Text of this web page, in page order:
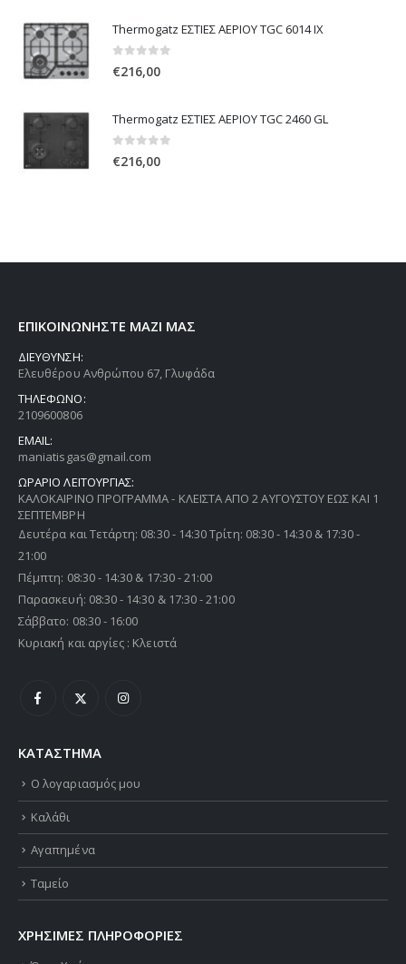
Thermogatz ΕΣΤΙΕΣ ΑΕΡΙΟΥ TGC 6014 IX
0out of 5
€216,00
Thermogatz ΕΣΤΙΕΣ ΑΕΡΙΟΥ TGC 2460 GL
€216,00
ΕΠΙΚΟΙΝΩΝΗΣΤΕ ΜΑΖΙ ΜΑΣ
ΔΙΕΥΘΥΝΣΗ:
Ελευθέρου Ανθρώπου 67, Γλυφάδα
ΤΗΛΕΦΩΝΟ:
2109600806
EMAIL:
maniatisgas@gmail.com
ΩΡΑΡΙΟ ΛΕΙΤΟΥΡΓΙΑΣ:
ΚΑΛΟΚΑΙΡΙΝΟ ΠΡΟΓΡΑΜΜΑ - ΚΛΕΙΣΤΑ ΑΠΟ 2 ΑΥΓΟΥΣΤΟΥ ΕΩΣ ΚΑΙ 1
ΣΕΠΤΕΜΒΡΗ
Δευτέρα και Τετάρτη: 08:30 - 14:30 Τρίτη: 08:30 - 14:30 & 17:30 -
21:00
Πέμπτη: 08:30 - 14:30 & 17:30 - 21:00
Παρασκευή: 08:30 - 14:30 & 17:30 - 21:00
Σάββατο: 08:30 - 16:00
Κυριακή και αργίες : Κλειστά
ΚΑΤΑΣΤΗΜΑ
Ο λογαριασμός μου
Καλάθι
Αγαπημένα
Ταμείο
ΧΡΗΣΙΜΕΣ ΠΛΗΡΟΦΟΡΙΕΣ